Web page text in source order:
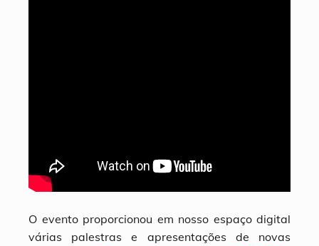
O evento proporcionou em nosso espaço digital
várias palestras e apresentações de novas